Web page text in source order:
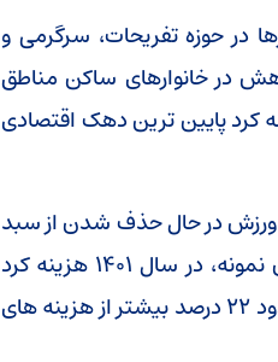
در حوزه تفریحات، سرگرمی و
کاهش یافته و این کاهش در خانوارهای ساکن مناطق
هزینه کرد پایین ترین دهک اقتصادی
ورزش در حال حذف شدن از سبد
فراغتی خانوارها و جایگزینی با فعالیت های غیرفعال است. به عنوان نمونه، در سال ۱۴۰۱ هزینه کرد
خانوارهای شهر تهران در غذاخوری ها و سلف سرویس های شهری حدود ۲۲ درصد بیشتر از هزینه های